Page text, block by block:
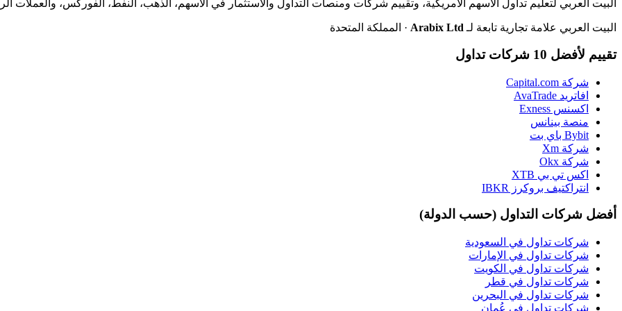
البيت العربي لتعليم تداول الأسهم الأمريكية، وتقييم شركات ومنصات التداول والاستثمار في الأسهم، الذهب، النفط، الفوركس، والعملات
البيت العربي علامة تجارية تابعة لـ Arabix Ltd · المملكة المتحدة
تقييم لأفضل 10 شركات تداول
شركة Capital.com
افاتريد AvaTrade
اكسنس Exness
منصة بينانس
Bybit باي بت
شركة Xm
شركة Okx
اكس تي بي XTB
انتراكتيف بروكرز IBKR
أفضل شركات التداول (حسب الدولة)
شركات تداول في السعودية
شركات تداول في الإمارات
شركات تداول في الكويت
شركات تداول في قطر
شركات تداول في البحرين
شركات تداول في عُمان